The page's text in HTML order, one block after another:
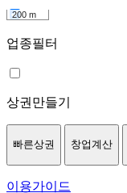
200 m
업종필터
상권만들기
빠른상권 창업계산
이용가이드